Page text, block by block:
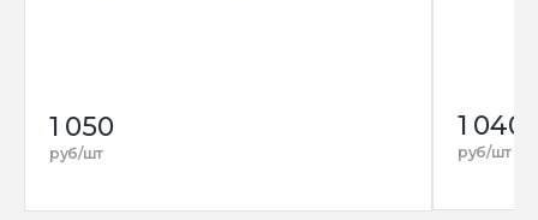
1 050
руб/шт
1 040
руб/шт